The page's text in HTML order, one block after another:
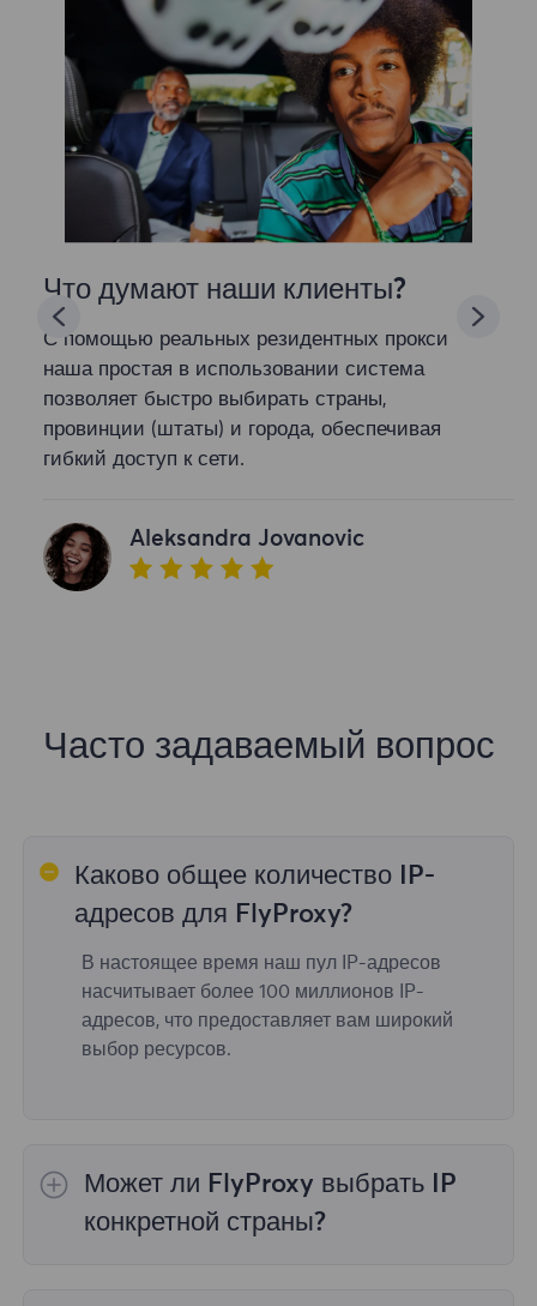
Что думают наши клиенты?
С помощью реальных резидентных прокси
наша простая в использовании система
позволяет быстро выбирать страны,
провинции (штаты) и города, обеспечивая
гибкий доступ к сети.
Aleksandra Jovanovic
Часто задаваемый вопрос
Каково общее количество IP-
адресов для FlyProxy?
В настоящее время наш пул IP-адресов
насчитывает более 100 миллионов IP-
адресов, что предоставляет вам широкий
выбор ресурсов.
Может ли FlyProxy выбрать IP
конкретной страны?